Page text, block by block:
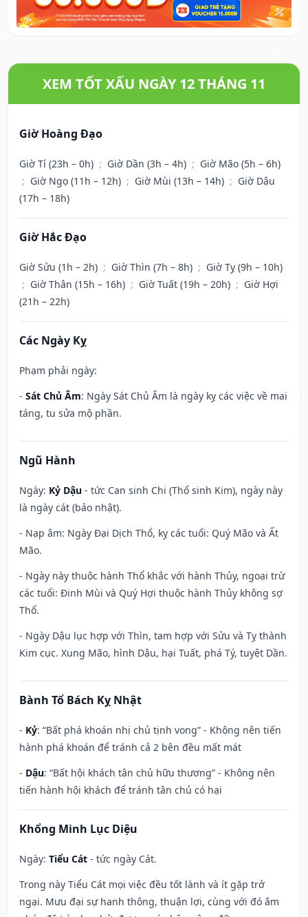
XEM TỐT XẤU NGÀY 12 THÁNG 11
Giờ Hoàng Đạo
Giờ Tí (23h – 0h) ; Giờ Dần (3h – 4h) ; Giờ Mão (5h – 6h)
; Giờ Ngọ (11h – 12h) ; Giờ Mùi (13h – 14h) ; Giờ Dậu
(17h – 18h)
Giờ Hắc Đạo
Giờ Sửu (1h – 2h) ; Giờ Thìn (7h – 8h) ; Giờ Tỵ (9h – 10h)
; Giờ Thân (15h – 16h) ; Giờ Tuất (19h – 20h) ; Giờ Hợi
(21h – 22h)
Các Ngày Kỵ
Phạm phải ngày:
- Sát Chủ Âm: Ngày Sát Chủ Âm là ngày kỵ các việc về mai
táng, tu sửa mộ phần.
Ngũ Hành
Ngày: Kỷ Dậu - tức Can sinh Chi (Thổ sinh Kim), ngày này
là ngày cát (bảo nhật).
- Nạp âm: Ngày Đại Dịch Thổ, kỵ các tuổi: Quý Mão và Ất
Mão.
- Ngày này thuộc hành Thổ khắc với hành Thủy, ngoại trừ
các tuổi: Đinh Mùi và Quý Hợi thuộc hành Thủy không sợ
Thổ.
- Ngày Dậu lục hợp với Thìn, tam hợp với Sửu và Tỵ thành
Kim cục. Xung Mão, hình Dậu, hại Tuất, phá Tý, tuyệt Dần.
Bành Tổ Bách Kỵ Nhật
- Kỷ: “Bất phá khoán nhị chủ tịnh vong” - Không nên tiến
hành phá khoán để tránh cả 2 bên đều mất mát
- Dậu: “Bất hội khách tân chủ hữu thương” - Không nên
tiến hành hội khách để tránh tân chủ có hại
Khổng Minh Lục Diệu
Ngày: Tiểu Cát - tức ngày Cát.
Trong này Tiểu Cát mọi việc đều tốt lành và ít gặp trở
ngại. Mưu đại sự hanh thông, thuận lợi, cùng với đó âm